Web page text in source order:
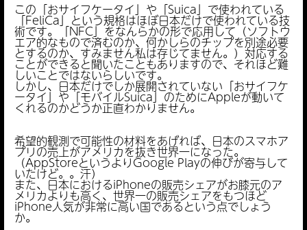
この「おサイフケータイ」や「Suica」で使われている
「FeliCa」という規格はほぼ日本だけで使われている技
術です。「NFC」をなんらかの形で応用して（ソフトウ
エア的なもので済むのか、何かしらのチップを別途必要
とするのか、すみません私は存じてません。）対応する
ことができると聞いたこともありますので、それほど難
しいことではないらしいです。
しかし、日本だけでしか展開されていない「おサイフケ
ータイ」や「モバイルSuica」のためにAppleが動いて
くれるのかどうか正直わかりません。
希望的観測で可能性の材料をあげれば、日本のスマホア
プリの売上がアメリカを抜き世界一になった。
（AppStoreというよりGoogle Playの伸びが寄与して
いたけど。。汗）
また、日本におけるiPhoneの販売シェアがお膝元のア
メリカよりも高く、世界一の販売シェアをもつほど
iPhone人気が非常に高い国であるという点でしょう
か。